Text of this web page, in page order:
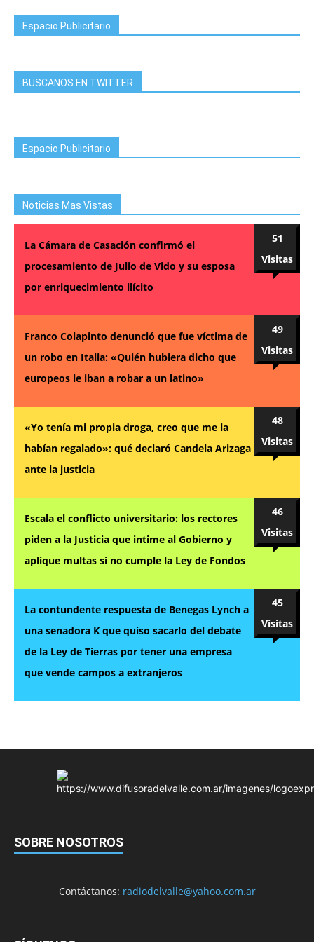
Espacio Publicitario
BUSCANOS EN TWITTER
Espacio Publicitario
Noticias Mas Vistas
La Cámara de Casación confirmó el
procesamiento de Julio de Vido y su esposa
por enriquecimiento ilícito
51
Visitas
Franco Colapinto denunció que fue víctima de
un robo en Italia: «Quién hubiera dicho que
europeos le iban a robar a un latino»
49
Visitas
«Yo tenía mi propia droga, creo que me la
habían regalado»: qué declaró Candela Arizaga
ante la justicia
48
Visitas
Escala el conflicto universitario: los rectores
piden a la Justicia que intime al Gobierno y
aplique multas si no cumple la Ley de Fondos
46
Visitas
La contundente respuesta de Benegas Lynch a
una senadora K que quiso sacarlo del debate
de la Ley de Tierras por tener una empresa
que vende campos a extranjeros
45
Visitas
SOBRE NOSOTROS
Contáctanos: radiodelvalle@yahoo.com.ar